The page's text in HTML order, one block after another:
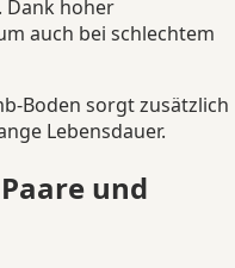
Dank hoher
auch bei schlechtem
Boden sorgt zusätzlich
Lebensdauer.
und